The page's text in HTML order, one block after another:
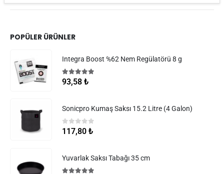
POPÜLER ÜRÜNLER
Integra Boost %62 Nem Regülatörü 8 g
5.005 üzerinden
93,58 ₺
Sonicpro Kumaş Saksı 15.2 Litre (4 Galon)
0 5 üzerinden
117,80 ₺
Yuvarlak Saksı Tabağı 35 cm